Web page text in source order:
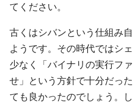
てください。
古くはシバンという仕組み
ようです。その時代ではシ
少なく「バイナリの実行フ
せ」という方針で十分だっ
ても良かったのでしょう。